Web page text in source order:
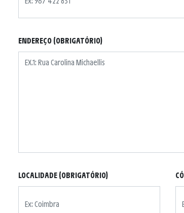
ENDEREÇO (OBRIGATÓRIO)
LOCALIDADE (OBRIGATÓRIO)